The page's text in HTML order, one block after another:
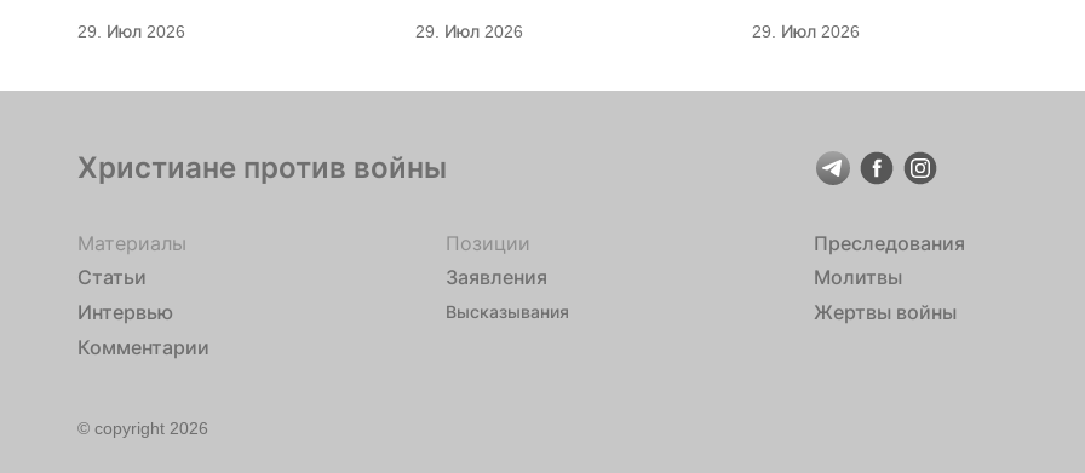
29. Июл 2026 29. Июл 2026 29. Июл 2026
Христиане против войны
Материалы
Статьи
Интервью
Комментарии
Позиции
Заявления
Высказывания
Преследования
Молитвы
Жертвы войны
© copyright 2026